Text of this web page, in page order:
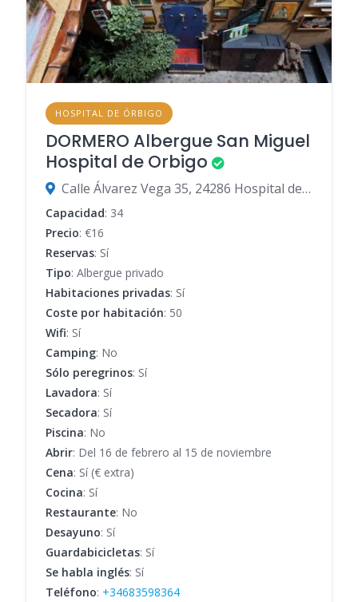
HOSPITAL DE ÓRBIGO
DORMERO Albergue San Miguel
Hospital de Orbigo
Calle Álvarez Vega 35, 24286 Hospital de Órbigo, León, España
Capacidad: 34
Precio: €16
Reservas: Sí
Tipo: Albergue privado
Habitaciones privadas: Sí
Coste por habitación: 50
Wifi: Sí
Camping: No
Sólo peregrinos: Sí
Lavadora: Sí
Secadora: Sí
Piscina: No
Abrir: Del 16 de febrero al 15 de noviembre
Cena: Sí (€ extra)
Cocina: Sí
Restaurante: No
Desayuno: Sí
Guardabicicletas: Sí
Se habla inglés: Sí
Teléfono: +34683598364